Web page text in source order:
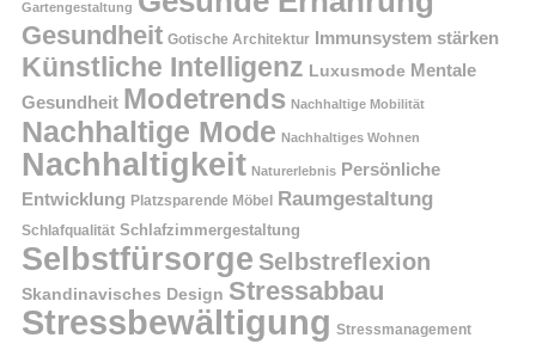
Gartengestaltung
Gesundheit Gotische Architektur Immunsystem stärken
Künstliche Intelligenz Luxusmode Mentale
Gesundheit Modetrends Nachhaltige Mobilität
Nachhaltige Mode Nachhaltiges Wohnen
Nachhaltigkeit Naturerlebnis Persönliche
Entwicklung Platzsparende Möbel Raumgestaltung
Schlafqualität Schlafzimmergestaltung
Selbstfürsorge Selbstreflexion
Skandinavisches Design Stressabbau
Stressbewältigung Stressmanagement